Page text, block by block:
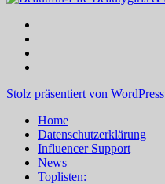
Stolz präsentiert von WordPress
Home
Datenschutzerklärung
Influencer Support
News
Toplisten: